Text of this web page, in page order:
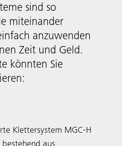
sind so
miteinander
anzuwenden
Zeit und Geld.
könnten Sie
Klettersystem MGC-H